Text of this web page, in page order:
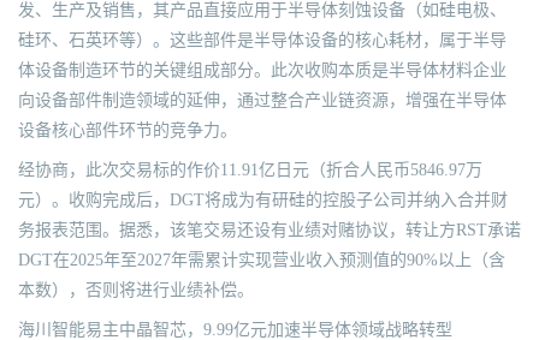
发、生产及销售，其产品直接应用于半导体刻蚀设备（如硅电极、
硅环、石英环等）。这些部件是半导体设备的核心耗材，属于半导
体设备制造环节的关键组成部分。此次收购本质是半导体材料企业
向设备部件制造领域的延伸，通过整合产业链资源，增强在半导体
设备核心部件环节的竞争力。
经协商，此次交易标的作价11.91亿日元（折合人民币5846.97万
元）。收购完成后，DGT将成为有研硅的控股子公司并纳入合并财
务报表范围。据悉，该笔交易还设有业绩对赌协议，转让方RST承诺
DGT在2025年至2027年需累计实现营业收入预测值的90%以上（含
本数），否则将进行业绩补偿。
海川智能易主中晶智芯，9.99亿元加速半导体领域战略转型